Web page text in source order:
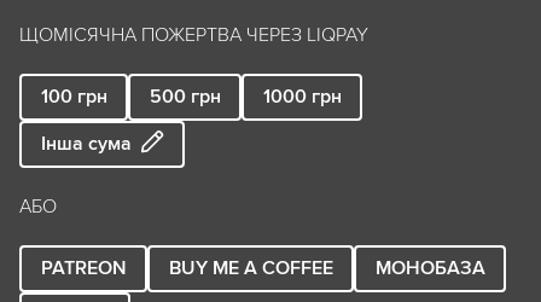
ЩОМІСЯЧНА ПОЖЕРТВА ЧЕРЕЗ LIQPAY
100 грн 500 грн 1000 грн
Інша сума
АБО
PATREON BUY ME A COFFEE
МОНОБАЗА